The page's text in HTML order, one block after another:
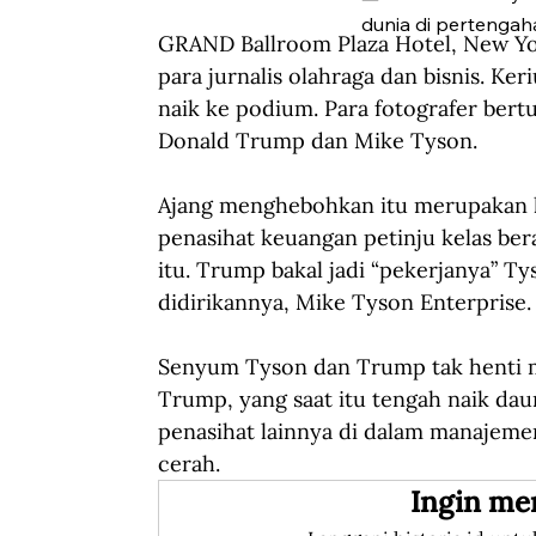
dunia di
GRAND Ballroom Plaza Hotel, New
para jurnalis olahraga dan bisnis.
naik ke podium. Para fotografer
Donald Trump dan Mike Tyson.
Ajang menghebohkan itu
penasihat keuangan petinju kelas
itu. Trump bakal jadi “pekerjanya”
didirikannya, Mike Tyson Enterprise.
Senyum Tyson dan Trump tak henti
Trump, yang saat itu tengah naik
penasihat lainnya di dalam
cerah.
Ingin